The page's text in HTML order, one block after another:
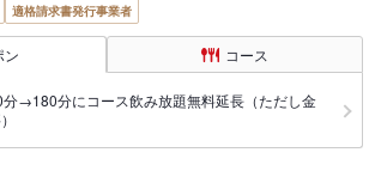
適格請求書発行事業者
ン コース
分→180分にコース飲み放題無料延長（ただし金